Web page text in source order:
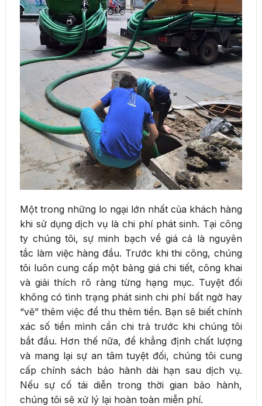
Một trong những lo ngại lớn nhất của khách hàng
khi sử dụng dịch vụ là chi phí phát sinh. Tại công
ty chúng tôi, sự minh bạch về giá cả là nguyên
tắc làm việc hàng đầu. Trước khi thi công, chúng
tôi luôn cung cấp một bảng giá chi tiết, công khai
và giải thích rõ ràng từng hạng mục. Tuyệt đối
không có tình trạng phát sinh chi phí bất ngờ hay
“vẽ” thêm việc để thu thêm tiền. Bạn sẽ biết chính
xác số tiền mình cần chi trả trước khi chúng tôi
bắt đầu. Hơn thế nữa, để khẳng định chất lượng
và mang lại sự an tâm tuyệt đối, chúng tôi cung
cấp chính sách bảo hành dài hạn sau dịch vụ.
Nếu sự cố tái diễn trong thời gian bảo hành,
chúng tôi sẽ xử lý lại hoàn toàn miễn phí.